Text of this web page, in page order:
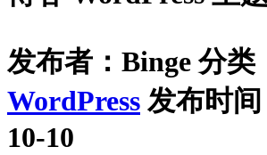
发布者：Binge 分类
WordPress 发布时间
10-10